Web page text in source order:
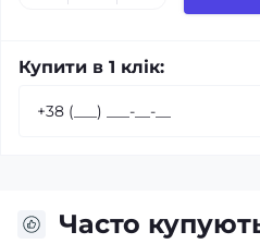
Купити в 1 клік:
Часто